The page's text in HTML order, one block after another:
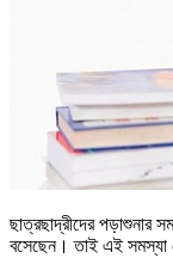
ছাত্রছাদ্রীদের পড়াশুনার
বসেছেন। তাই এই সমস্যা